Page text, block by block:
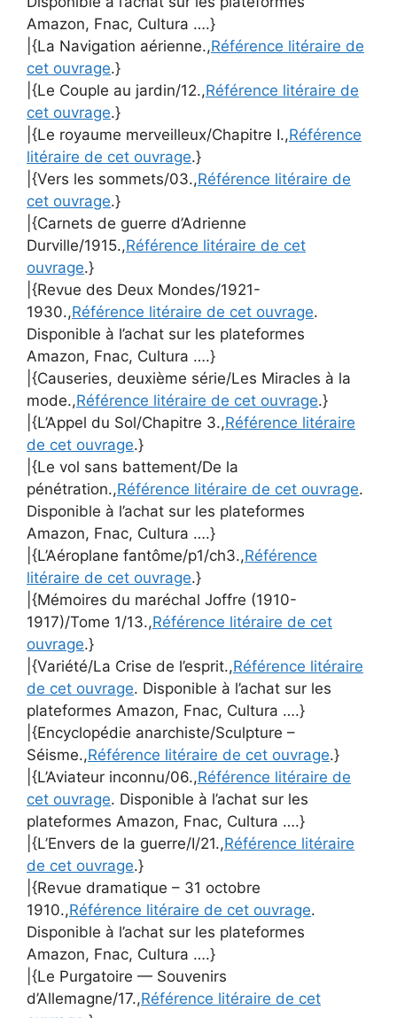
Amazon, Fnac, Cultura ….}
|{La Navigation aérienne.,Référence litéraire de
cet ouvrage.}
|{Le Couple au jardin/12.,Référence litéraire de
cet ouvrage.}
|{Le royaume merveilleux/Chapitre I.,Référence
litéraire de cet ouvrage.}
|{Vers les sommets/03.,Référence litéraire de
cet ouvrage.}
|{Carnets de guerre d’Adrienne
Durville/1915.,Référence litéraire de cet
ouvrage.}
|{Revue des Deux Mondes/1921-
1930.,Référence litéraire de cet ouvrage.
Disponible à l’achat sur les plateformes
Amazon, Fnac, Cultura ….}
|{Causeries, deuxième série/Les Miracles à la
mode.,Référence litéraire de cet ouvrage.}
|{L’Appel du Sol/Chapitre 3.,Référence litéraire
de cet ouvrage.}
|{Le vol sans battement/De la
pénétration.,Référence litéraire de cet ouvrage.
Disponible à l’achat sur les plateformes
Amazon, Fnac, Cultura ….}
|{L’Aéroplane fantôme/p1/ch3.,Référence
litéraire de cet ouvrage.}
|{Mémoires du maréchal Joffre (1910-
1917)/Tome 1/13.,Référence litéraire de cet
ouvrage.}
|{Variété/La Crise de l’esprit.,Référence litéraire
de cet ouvrage. Disponible à l’achat sur les
plateformes Amazon, Fnac, Cultura ….}
|{Encyclopédie anarchiste/Sculpture –
Séisme.,Référence litéraire de cet ouvrage.}
|{L’Aviateur inconnu/06.,Référence litéraire de
cet ouvrage. Disponible à l’achat sur les
plateformes Amazon, Fnac, Cultura ….}
|{L’Envers de la guerre/I/21.,Référence litéraire
de cet ouvrage.}
|{Revue dramatique – 31 octobre
1910.,Référence litéraire de cet ouvrage.
Disponible à l’achat sur les plateformes
Amazon, Fnac, Cultura ….}
|{Le Purgatoire — Souvenirs
d’Allemagne/17.,Référence litéraire de cet